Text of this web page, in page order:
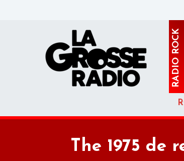
RADIO
ROCK
The 1975 de